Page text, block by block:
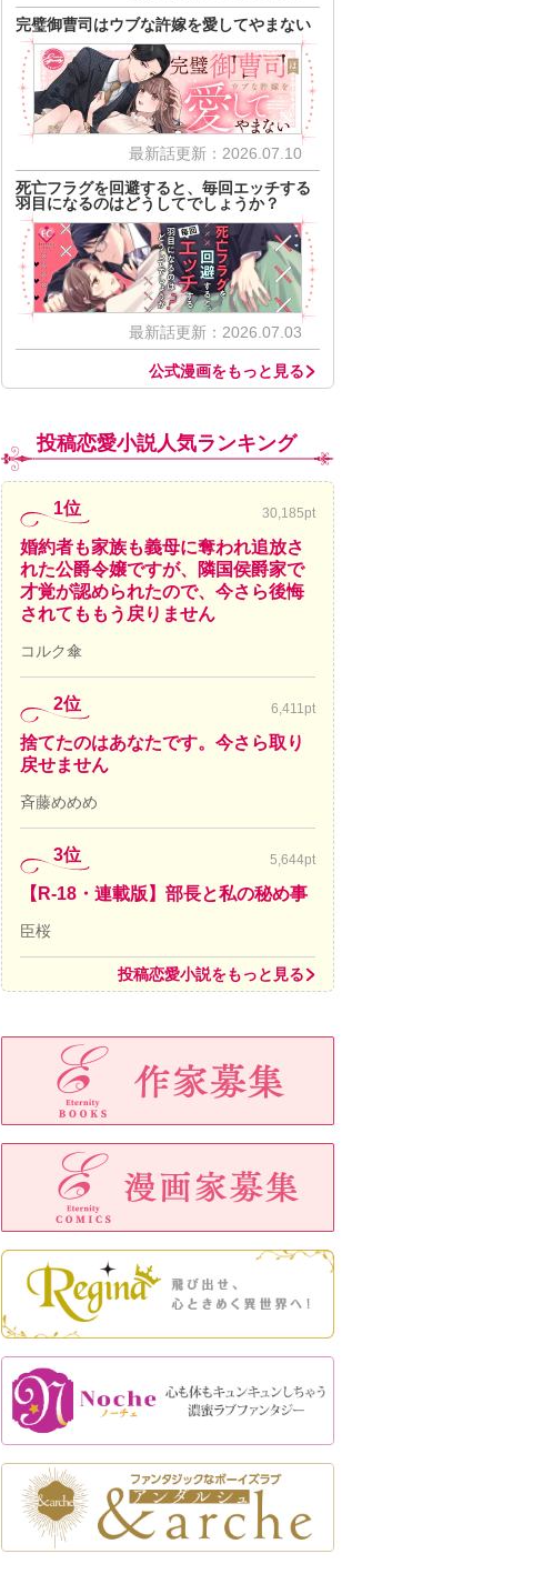
完璧御曹司はウブな許嫁を愛してやまない
最新話更新：2026.07.10
死亡フラグを回避すると、毎回エッチする
羽目になるのはどうしてでしょうか？
最新話更新：2026.07.03
公式漫画をもっと見る
投稿恋愛小説人気ランキング
1位 30,185pt
婚約者も家族も義母に奪われ追放さ
れた公爵令嬢ですが、隣国侯爵家で
才覚が認められたので、今さら後悔
されてももう戻りません
コルク傘
2位 6,411pt
捨てたのはあなたです。今さら取り
戻せません
斉藤めめめ
3位 5,644pt
【R-18・連載版】部長と私の秘め事
臣桜
投稿恋愛小説をもっと見る